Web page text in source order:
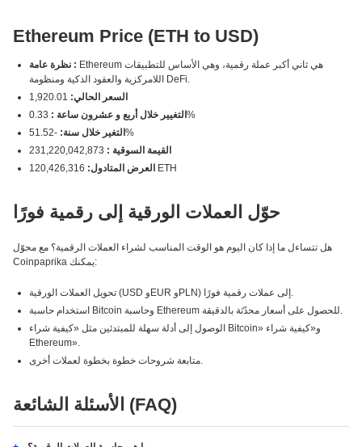
Ethereum Price (ETH to USD)
نظرة عامة : Ethereum هي ثاني أكبر عملة رقمية، وهي الأساس للتطبيقات
اللامركزية والعقود الذكية ومنظومة DeFi.
السعر الحالي:
التغيير خلال أربع و عشرون ساعة : 0.33%
التغير خلال سنة: -51.52%
القيمة السوقية :
العرض المتادول:
120,426,316 ETH
حوّل العملات الورقية إلى رقمية فورًا
هل تتساءل ما إذا كان اليوم هو الوقت المناسب لشراء العملات الرقمية؟ مع محوّل
Coinpaprika يمكنك:
تحويل العملات الورقية (USD وEUR وPLN) إلى عملات رقمية فورًا.
استخدام حاسبة Bitcoin وحاسبة Ethereum للحصول على أسعار محدّثة بالدقيقة.
الوصول إلى أدلة سهلة للمبتدئين مثل «كيفية شراء Bitcoin» و«كيفية شراء
Ethereum».
متابعة شروحات خطوة بخطوة لعملات أخرى.
الأسئلة الشائعة (FAQ)